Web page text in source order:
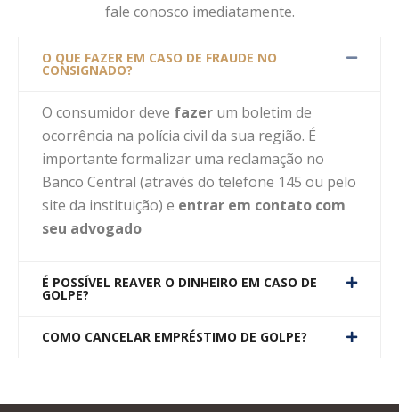
fale conosco imediatamente.
O QUE FAZER EM CASO DE FRAUDE NO
CONSIGNADO?
O consumidor deve fazer um boletim de
ocorrência na polícia civil da sua região. É
importante formalizar uma reclamação no
Banco Central (através do telefone 145 ou pelo
site da instituição) e entrar em contato com
seu advogado
É POSSÍVEL REAVER O DINHEIRO EM CASO DE
GOLPE?
COMO CANCELAR EMPRÉSTIMO DE GOLPE?